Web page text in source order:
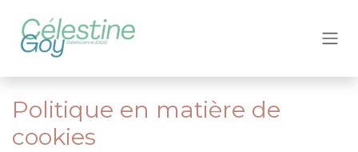
Politique en matière de
cookies